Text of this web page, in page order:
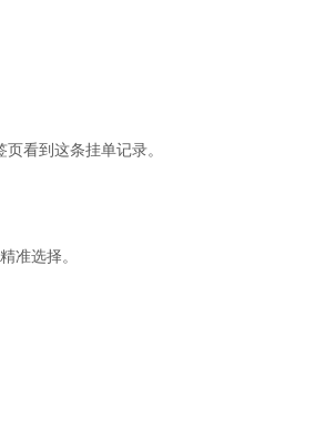
看到这条挂单记录。
选择。